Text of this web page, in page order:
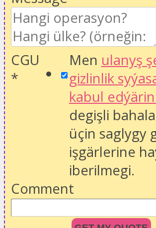
CGU
*
Men ulanyş
gizlinlik
kabul edýärin
degişli
üçin saglygy
işgärlerine
iberilmegi.
Comment